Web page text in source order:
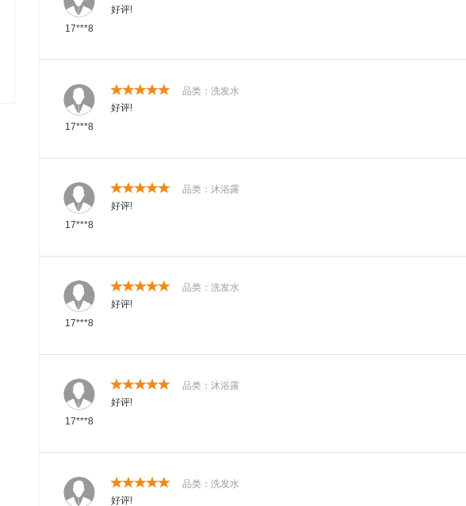
17***8
好评!
17***8
好评!
品类：洗发水
17***8
好评!
品类：沐浴露
17***8
好评!
品类：洗发水
17***8
好评!
品类：沐浴露
好评!
品类：洗发水